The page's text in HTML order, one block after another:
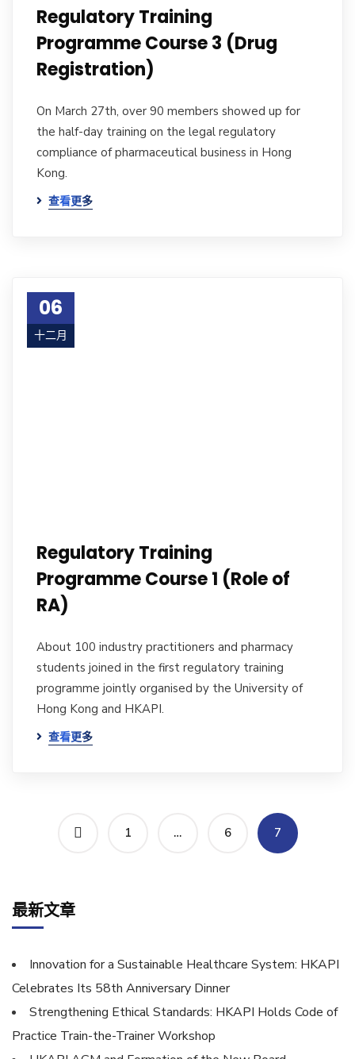
Regulatory Training
Programme Course 3 (Drug
Registration)
On March 27th, over 90 members showed up for
the half-day training on the legal regulatory
compliance of pharmaceutical business in Hong
Kong.
查看更多
06
十二月
Regulatory Training
Programme Course 1 (Role of
RA)
About 100 industry practitioners and pharmacy
students joined in the first regulatory training
programme jointly organised by the University of
Hong Kong and HKAPI.
查看更多
1 … 6 7
最新文章
Innovation for a Sustainable Healthcare System: HKAPI
Celebrates Its 58th Anniversary Dinner
Strengthening Ethical Standards: HKAPI Holds Code of
Practice Train-the-Trainer Workshop